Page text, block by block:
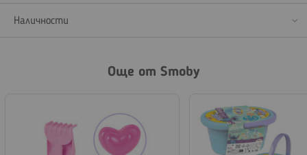
Наличности
Още от Smoby